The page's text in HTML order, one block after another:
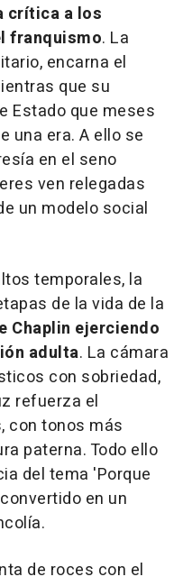
crítica a los
franquismo. La
encarna el
que su
Estado que meses
una era. A ello se
en el seno
ven relegadas
un modelo social
temporales, la
de la vida de la
Chaplin ejerciendo
adulta. La cámara
con sobriedad,
refuerza el
con tonos más
paterna. Todo ello
del tema 'Porque
en un
de roces con el